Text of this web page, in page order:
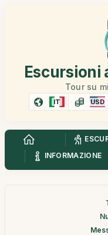
Escursioni
Tour su
IT USD
INFORMAZIONE